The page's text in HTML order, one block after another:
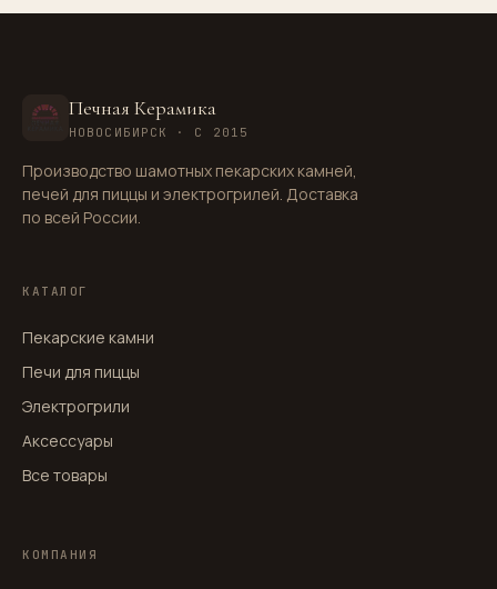
Печная Керамика
НОВОСИБИРСК · С 2015
Производство шамотных пекарских камней,
печей для пиццы и электрогрилей. Доставка
по всей России.
КАТАЛОГ
Пекарские камни
Печи для пиццы
Электрогрили
Аксессуары
Все товары
КОМПАНИЯ